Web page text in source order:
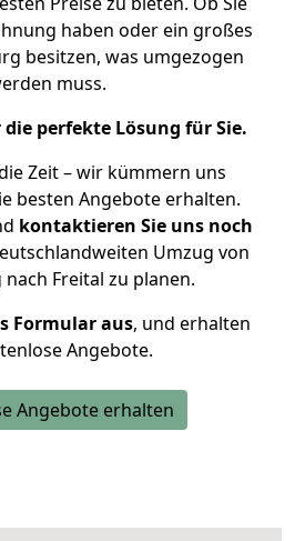
haben oder ein großes
besitzen, was umgezogen
muss.
perfekte Lösung für Sie.
Zeit – wir kümmern uns
besten Angebote erhalten.
kontaktieren Sie uns noch
Umzug von
Freital zu planen.
Formular aus, und erhalten
Angebote.
Angebote erhalten